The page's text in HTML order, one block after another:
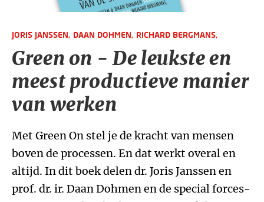
JORIS JANSSEN, DAAN DOHMEN, RICHARD BERGMANS,
Green on - De leukste en
meest productieve manier
van werken
Met Green On stel je de kracht van mensen
boven de processen. En dat werkt overal en
altijd. In dit boek delen dr. Joris Janssen en
prof. dr. ir. Daan Dohmen en de special forces-